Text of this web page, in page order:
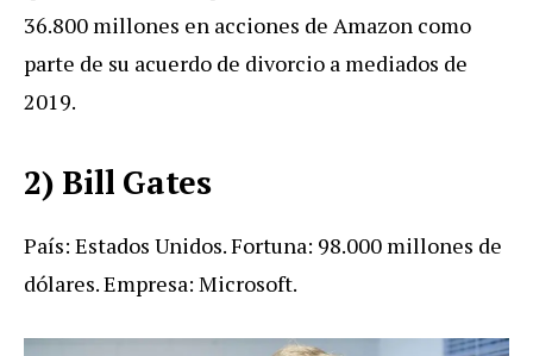
36.800 millones en acciones de Amazon como
parte de su acuerdo de divorcio a mediados de
2019.
2) Bill Gates
País: Estados Unidos. Fortuna: 98.000 millones de
dólares. Empresa: Microsoft.